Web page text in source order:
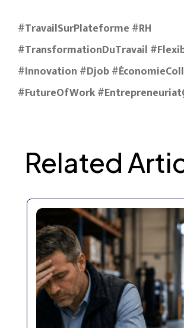
#TravailSurPlateforme #RH
#TransformationDuTravail
#Innovation #Djob
#FutureOfWork
Related